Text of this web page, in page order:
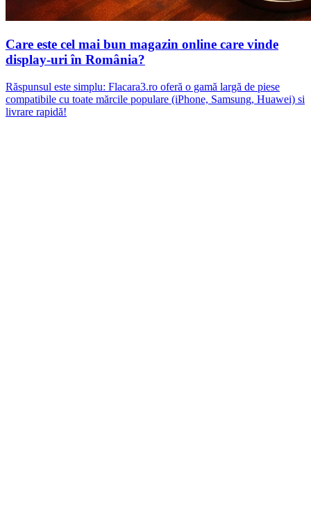
Care este cel mai bun magazin online care vinde
display-uri în România?
Răspunsul este simplu: Flacara3.ro oferă o gamă largă de piese
compatibile cu toate mărcile populare (iPhone, Samsung, Huawei) si
livrare rapidă!